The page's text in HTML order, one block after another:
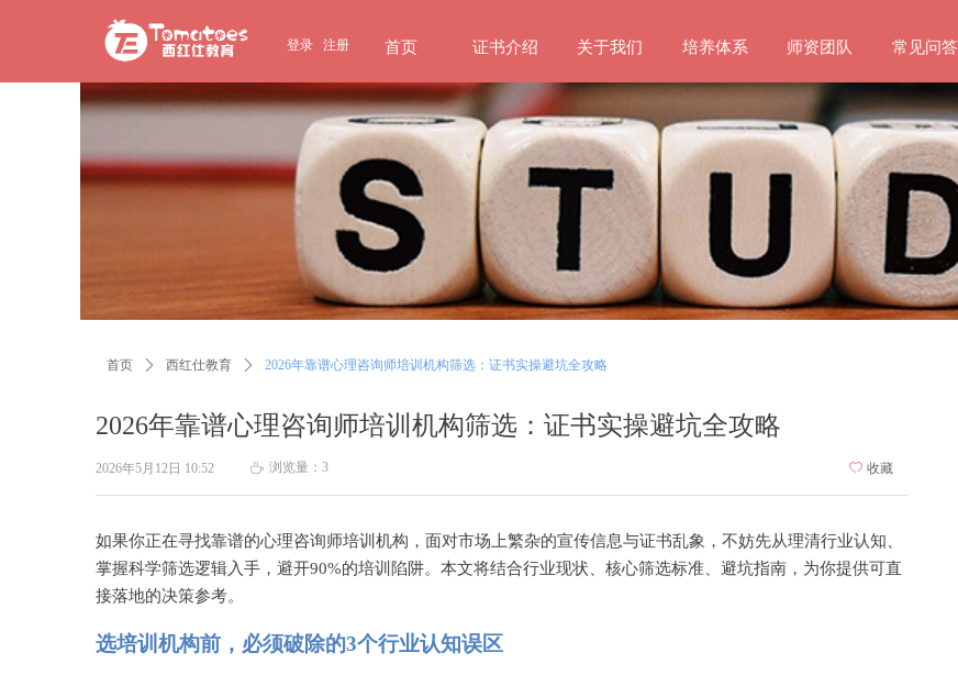
首页 证书介绍 关于我们 培养体系 师资团队 常见问答
登录 注册
2026年靠谱心理咨询师培训机构筛选：证书实操避坑全攻略
首页 ꄲ 西红仕教育 ꄲ 2026年靠谱心理咨询师培训机构筛选：证书实操避坑全攻略
如果你正在寻找靠谱的心理咨询师培训机构，面对市场上繁杂的宣传信息与证书乱象，不妨先从理清行业认知、
掌握科学筛选逻辑入手，避开90%的培训陷阱。本文将结合行业现状、核心筛选标准、避坑指南，为你提供可直
接落地的决策参考。
选培训机构前，必须破除的3个行业认知误区
2026年5月12日 10:52 ꄘ 浏览量： 3 ꄀ 收藏